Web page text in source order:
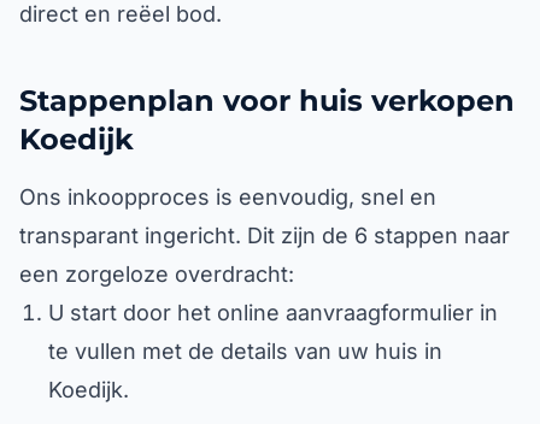
direct en reëel bod.
Stappenplan voor huis verkopen
Koedijk
Ons inkoopproces is eenvoudig, snel en
transparant ingericht. Dit zijn de 6 stappen naar
een zorgeloze overdracht:
U start door het online aanvraagformulier in
te vullen met de details van uw huis in
Koedijk.